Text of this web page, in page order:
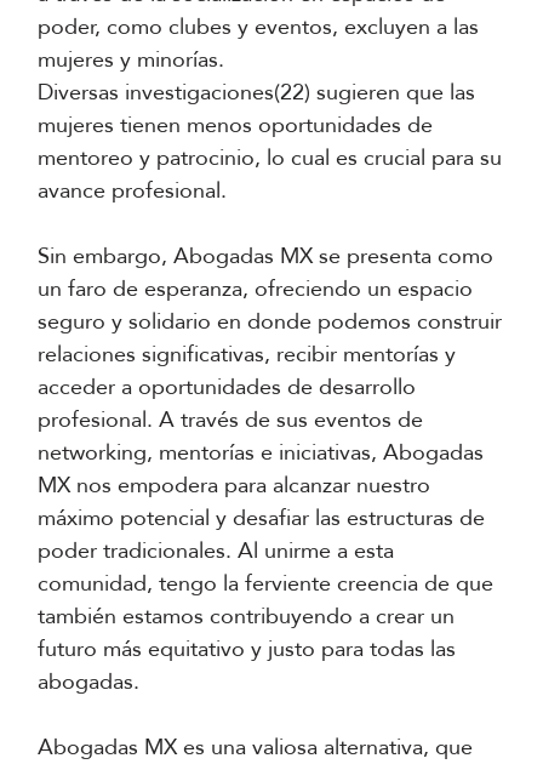
poder, como clubes y eventos, excluyen a las
mujeres y minorías.
Diversas investigaciones(22) sugieren que las
mujeres tienen menos oportunidades de
mentoreo y patrocinio, lo cual es crucial para su
avance profesional.
Sin embargo, Abogadas MX se presenta como
un faro de esperanza, ofreciendo un espacio
seguro y solidario en donde podemos construir
relaciones significativas, recibir mentorías y
acceder a oportunidades de desarrollo
profesional. A través de sus eventos de
networking, mentorías e iniciativas, Abogadas
MX nos empodera para alcanzar nuestro
máximo potencial y desafiar las estructuras de
poder tradicionales. Al unirme a esta
comunidad, tengo la ferviente creencia de que
también estamos contribuyendo a crear un
futuro más equitativo y justo para todas las
abogadas.
Abogadas MX es una valiosa alternativa, que